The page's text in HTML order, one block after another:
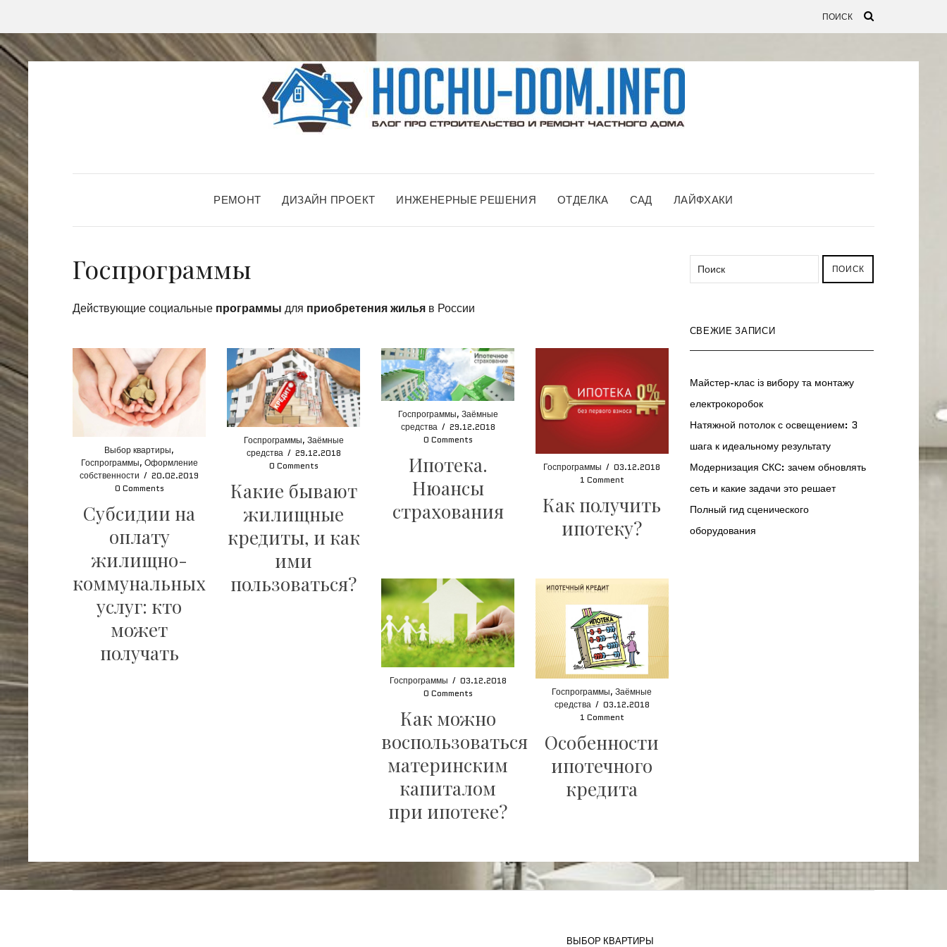
РЕМОНТ ДИЗАЙН ПРОЕКТ ИНЖЕНЕРНЫЕ РЕШЕНИЯ ОТДЕЛКА САД ЛАЙФХАКИ
Госпрограммы
Действующие социальные программы для приобретенияжилья в России
Выбор квартиры,
Госпрограммы, Оформление
собственности / 20.02.2019
0 Comments
Субсидии на
оплату
жилищно-
коммунальных
услуг: кто
может
получать
Госпрограммы, Заёмные
средства / 29.12.2018
0 Comments
Какие бывают
жилищные
кредиты, и как
ими
пользоваться?
Госпрограммы, Заёмные
средства / 29.12.2018
0 Comments
Ипотека.
Нюансы
страхования
Госпрограммы / 03.12.2018
1 Comment
Как получить
ипотеку?
Госпрограммы / 03.12.2018
0 Comments
Как можно
воспользоваться
материнским
капиталом
при ипотеке?
Госпрограммы,Заёмные
средства / 03.12.2018
1 Comment
Особенности
ипотечного
кредита
ПОИСК
СВЕЖИЕ ЗАПИСИ
Майстер-клас із вибору та монтажу
електрокоробок
Натяжной потолок с освещением: 3
шага к идеальному результату
Модернизация СКС: зачем обновлять
сеть и какие задачи это решает
Полный гид сценического
оборудования
ВЫБОР КВАРТИРЫ